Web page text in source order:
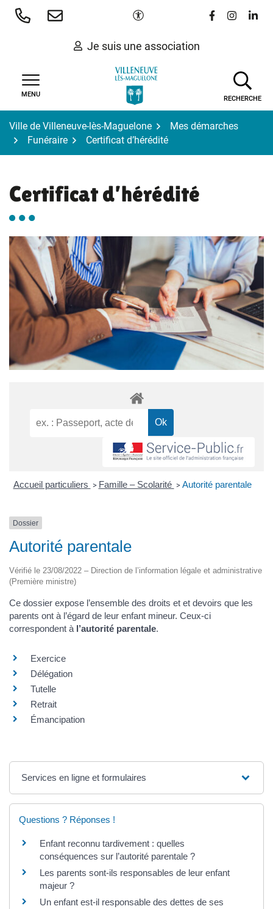
Aller
Paramètres d'accessibilité
Lien vers le
Lien vers
Lien
Je suis une association
MENU
RECHERCHE
Ville de Villeneuve-lès-Maguelone
Mes démarches
Funéraire
Certificat d’hérédité
Certificat d’hérédité
Accueil particuliers > Famille – Scolarité > Autorité parentale
Dossier
Autorité parentale
Vérifié le 23/08/2022 – Direction de l’information légale et administrative
(Première ministre)
Ce dossier expose l’ensemble des droits et et devoirs que les
parents ont à l’égard de leur enfant mineur. Ceux-ci
correspondent à l’autorité parentale.
Exercice
Délégation
Tutelle
Retrait
Émancipation
Services en ligne et formulaires
Questions ? Réponses !
Enfant reconnu tardivement : quelles
conséquences sur l’autorité parentale ?
Les parents sont-ils responsables de leur enfant
majeur ?
Un enfant est-il responsable des dettes de ses